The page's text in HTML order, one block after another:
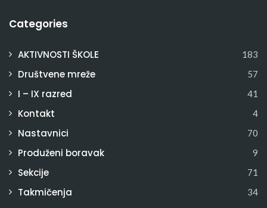
Categories
AKTIVNOSTI ŠKOLE 183
Društvene mreže 57
I – IX razred 41
Kontakt 4
Nastavnici 70
Produženi boravak 9
Sekcije 71
Takmičenja 34